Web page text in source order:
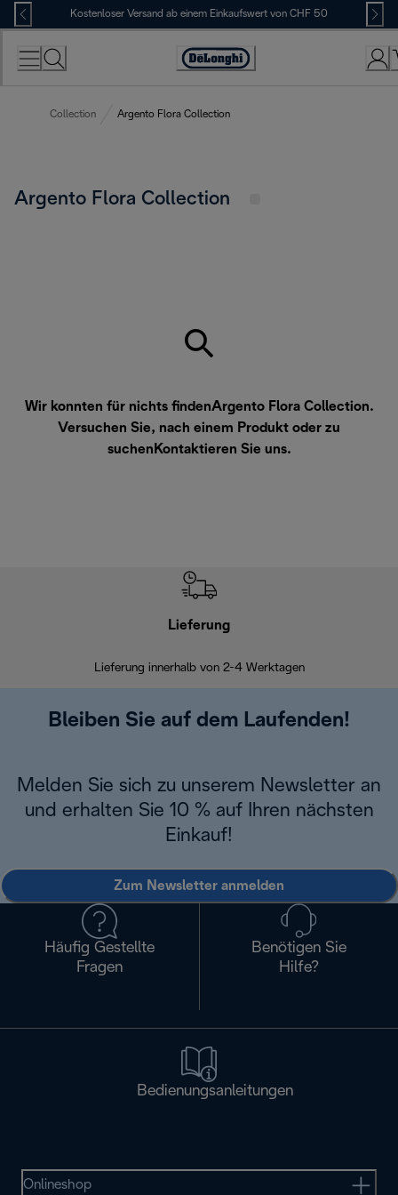
Skip
to
Content
Kostenloser Versand ab einem Einkaufswert von CHF 50
Erklärung
Zugänglichkeit
Collection Argento Flora Collection
Argento Flora Collection
Wir konnten für nichts findenArgento Flora Collection.
Versuchen Sie, nach einem Produkt oder zu
suchen Kontaktieren Sie uns.
Lieferung
Lieferung innerhalb von 2-4 Werktagen
Bleiben Sie auf dem Laufenden!
Melden Sie sich zu unserem Newsletter an
und erhalten Sie 10 % auf Ihren nächsten
Einkauf!
Zum Newsletter anmelden
Häufig Gestellte
Fragen
Benötigen Sie
Hilfe?
Bedienungsanleitungen
Onlineshop